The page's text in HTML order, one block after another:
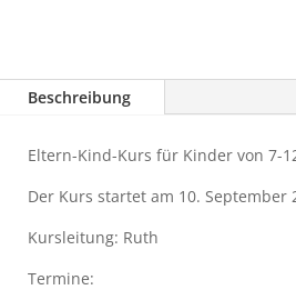
Beschreibung
Eltern-Kind-Kurs für Kinder von 7-
Der Kurs startet am 10. September
Kursleitung: Ruth
Termine: